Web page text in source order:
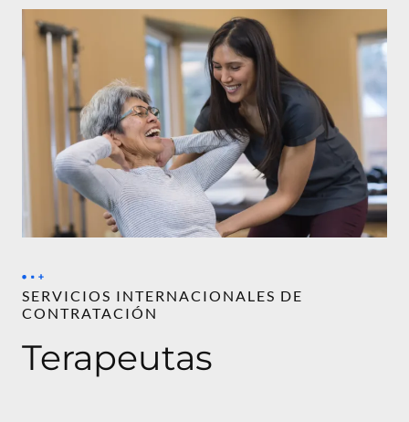
SERVICIOS INTERNACIONALES DE
CONTRATACIÓN
Terapeutas